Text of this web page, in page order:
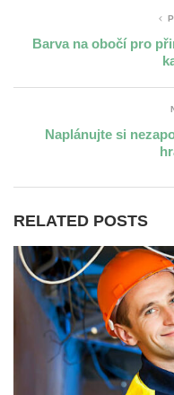
Barva na obočí pro
Naplánujte si
RELATED POSTS